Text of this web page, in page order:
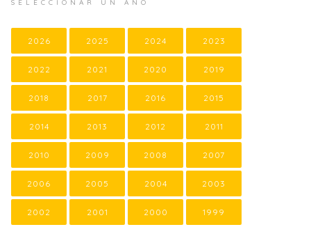
SELECCIONAR UN AÑO
2026 2025 2024 2023
2022 2021 2020 2019
2018 2017 2016 2015
2014 2013 2012 2011
2010 2009 2008 2007
2006 2005 2004 2003
2002 2001 2000 1999